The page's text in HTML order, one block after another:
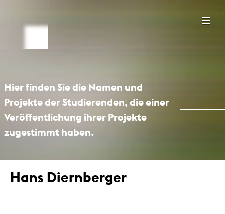
Hier finden Sie die Namen und
Projekte der Studierenden, die einer
Veröffentlichung ihrer Projekte
zugestimmt haben.
Hans Diernberger